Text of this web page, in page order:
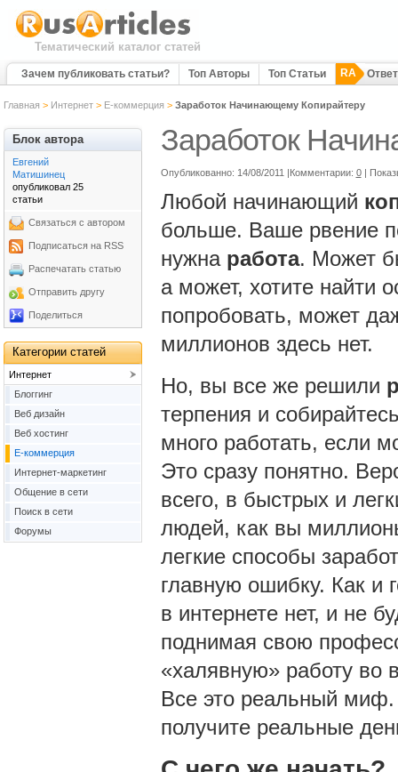
Тематический каталог статей
Зачем публиковать статьи? Топ Авторы Топ Статьи RA
Главная > Интернет> Е-коммерция > Заработок Начинающему Копирайтеру
Заработок
Опубликованно: 14/08/2011 |Комментарии: 0 |
Любой начинающий
больше. Ваше рвение
нужна работа. Может
а может, хотите найти
попробовать, может
миллионов здесь нет.
Но, вы все же решили
терпения и
много работать, если
Это сразу понятно.
всего, в быстрых и
людей, как вы
легкие способы
главную ошибку. Как и
в интернете нет, и не
поднимая свою
«халявную» работу во
Все это реальный миф.
получите реальные
Блок автора
Евгений
Матишинец
опубликовал 25
статьи
Связаться с автором
Подписаться на RSS
Распечатать статью
Отправить другу
Поделиться
Категории статей
Интернет
Блоггинг
Веб дизайн
Веб хостинг
Е-коммерция
Интернет-маркетинг
Общение в сети
Поиск в сети
Форумы